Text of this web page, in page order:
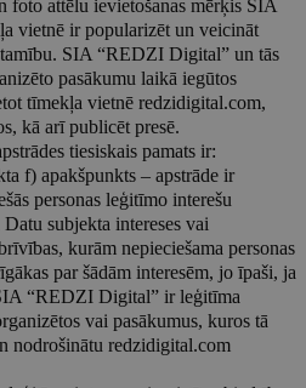
foto attēlu ievietošanas mērķis SIA
vietnē ir popularizēt un veicināt
SIA “REDZI Digital” un tās
pasākumu laikā iegūtos
tīmekļa vietnē redzidigital.com,
kā arī publicēt presē.
tiesiskais pamats ir:
f) apakšpunkts – apstrāde ir
personas leģitīmo interešu
subjekta intereses vai
kurām nepieciešama personas
par šādām interesēm, jo īpaši, ja
“REDZI Digital” ir leģitīma
vai pasākumus, kuros tā
nodrošinātu redzidigital.com